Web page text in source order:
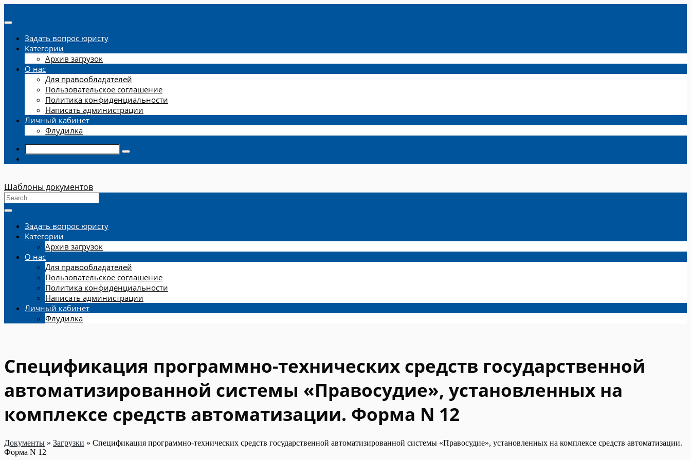
Задать вопрос юристу
Категории
Архив загрузок
О нас
Для правообладателей
Пользовательское соглашение
Политика конфиденциальности
Написать администрации
Личный кабинет
Флудилка
Шаблоны документов
Задать вопрос юристу
Категории
Архив загрузок
О нас
Для правообладателей
Пользовательское соглашение
Политика конфиденциальности
Написать администрации
Личный кабинет
Флудилка
Спецификация программно-технических средств государственной
автоматизированной системы «Правосудие», установленных на
комплексе средств автоматизации. Форма N 12
Документы » Загрузки » Спецификация программно-технических средств государственной автоматизированной системы «Правосудие», установленных на комплексе средств автоматизации.
Форма N 12